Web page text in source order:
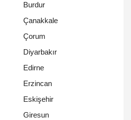
Burdur
Çanakkale
Çorum
Diyarbakır
Edirne
Erzincan
Eskişehir
Giresun